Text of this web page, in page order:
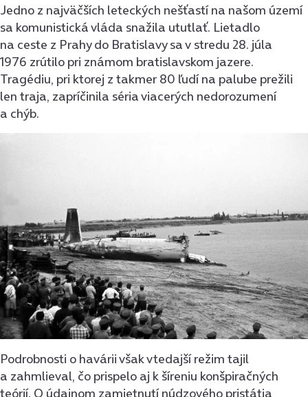
Jedno z najväčších leteckých nešťastí na našom území
sa komunistická vláda snažila ututlať. Lietadlo
na ceste z Prahy do Bratislavy sa v stredu 28. júla
1976 zrútilo pri známom bratislavskom jazere.
Tragédiu, pri ktorej z takmer 80 ľudí na palube prežili
len traja, zapríčinila séria viacerých nedorozumení
a chýb.
Podrobnosti o havárii však vtedajší režim tajil
a zahmlieval, čo prispelo aj k šíreniu konšpiračných
teórií. O údajnom zamietnutí núdzového pristátia